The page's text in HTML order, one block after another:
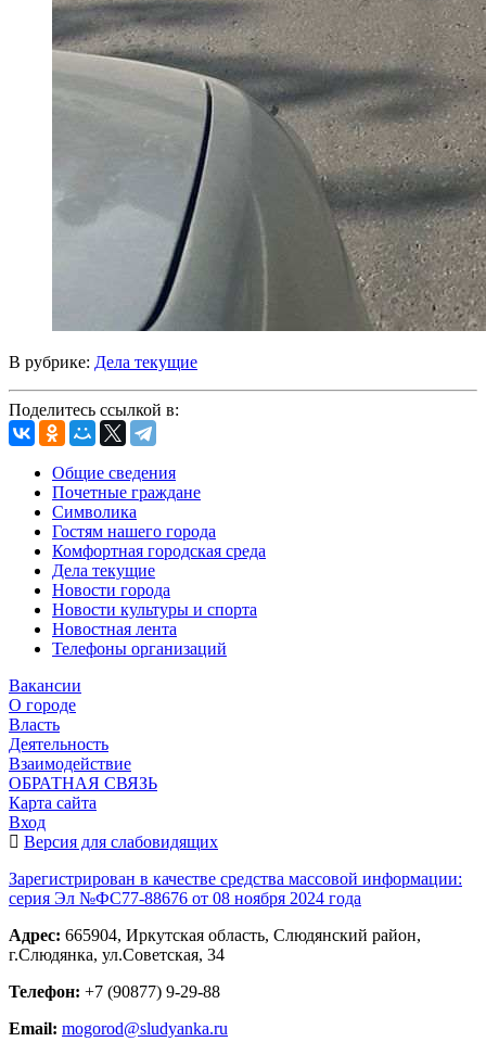
В рубрике: Дела текущие
Поделитесь ссылкой в:
Общие сведения
Почетные граждане
Символика
Гостям нашего города
Комфортная городская среда
Дела текущие
Новости города
Новости культуры и спорта
Новостная лента
Телефоны организаций
Вакансии
О городе
Власть
Деятельность
Взаимодействие
ОБРАТНАЯ СВЯЗЬ
Карта сайта
Вход
Версия для слабовидящих
Зарегистрирован в качестве средства массовой информации:
серия Эл №ФС77-88676 от 08 ноября 2024 года
Адрес: 665904, Иркутская область, Слюдянский район,
г.Слюдянка, ул.Советская, 34
Телефон: +7 (90877) 9-29-88
Email: mogorod@sludyanka.ru